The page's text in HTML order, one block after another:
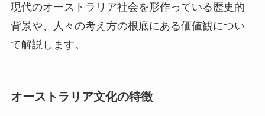
現代のオーストラリア社会を形作っている歴史的
背景や、人々の考え方の根底にある価値観につい
て解説します。
オーストラリア文化の特徴